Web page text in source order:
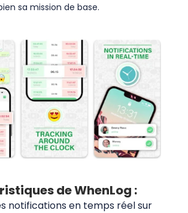
sa mission de base.
de WhenLog :
notifications en temps réel sur